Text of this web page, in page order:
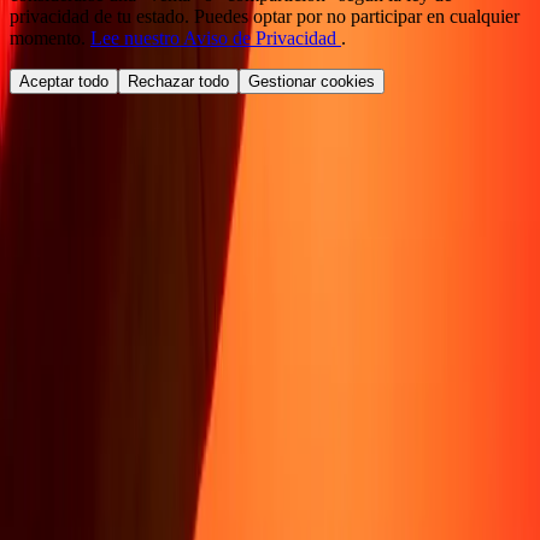
privacidad de tu estado. Puedes optar por no participar en cualquier
momento. Lee nuestro Aviso de Privacidad .
Aceptar todo Rechazar todo Gestionar cookies